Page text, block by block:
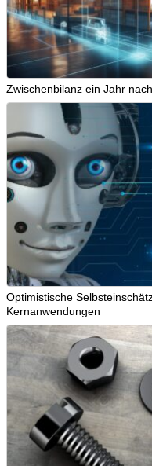
Zwischenbilanz ein Jahr
Optimistische
Kernanwendungen